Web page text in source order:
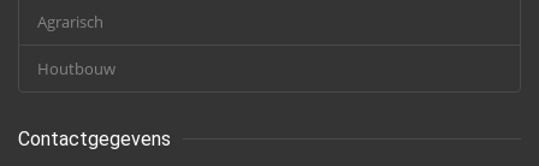
Agrarisch
Houtbouw
Contactgegevens